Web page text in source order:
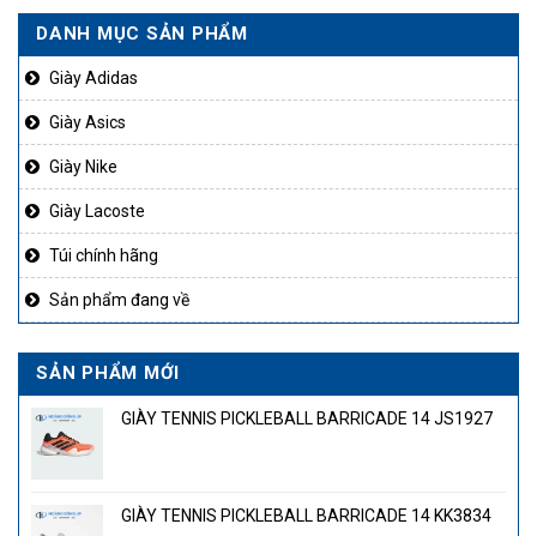
2.900.000₫.
là:
999.000₫.
DANH MỤC SẢN PHẨM
Giày Adidas
Giày Asics
Giày Nike
Giày Lacoste
Túi chính hãng
Sản phẩm đang về
SẢN PHẨM MỚI
GIÀY TENNIS PICKLEBALL BARRICADE 14 JS1927
GIÀY TENNIS PICKLEBALL BARRICADE 14 KK3834